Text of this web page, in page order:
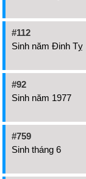
#112
Sinh năm Đinh Tỵ
#92
Sinh năm 1977
#759
Sinh tháng 6